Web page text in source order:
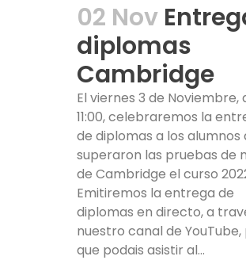
02 Nov
diplomas
Cambridge
El viernes 3 de Noviembre,
11:00, celebraremos la
de diplomas a los alumnos
superaron las pruebas de
de Cambridge el curso
Emitiremos la entrega de
diplomas en directo, a
nuestro canal de
que podais asistir al...